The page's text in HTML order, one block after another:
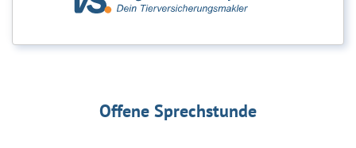
Offene Sprechstunde